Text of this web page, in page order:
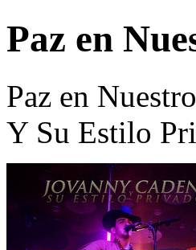
Paz en
Paz en
Y Su Estilo